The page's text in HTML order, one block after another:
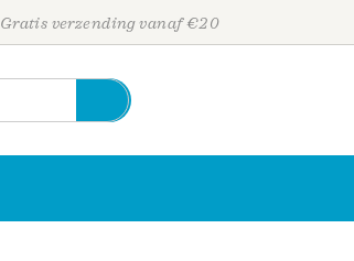
Gratis verzending vanaf €20
Personen